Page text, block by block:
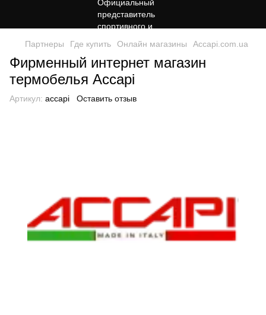
Партнеры Где купить Онлайн магазины Accapi.com.ua
Фирменный интернет магазин
термобелья Accapi
Артикул: accapi Оставить отзыв